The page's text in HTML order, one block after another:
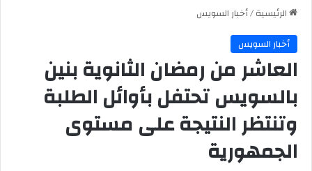
الرئيسية/أخبار السويس
أخبار السويس
العاشر من رمضان الثانوية بنين
بالسويس تحتفل بأوائل الطلبة
وتنتظر النتيجة على مستوى
الجمهورية